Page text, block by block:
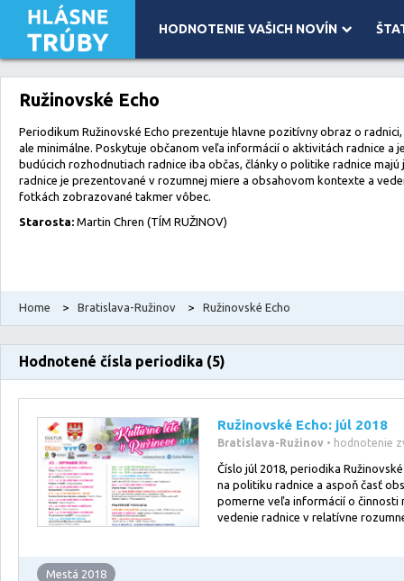
HODNOTENIE VAŠICH NOVÍN
Leaflet| Map data ©OpenStreetMapcontributors, Imagery ©Mapbox
Ružinovské Echo
Periodikum Ružinovské Echo prezentuje hlavne pozitívny obraz o
ale minimálne. Poskytuje občanom veľa informácií o aktivitách radnice a
budúcich rozhodnutiach radnice iba občas, články o politike radnice majú
radnice je prezentované v rozumnej miere a obsahovom kontexte a
fotkách zobrazované takmer vôbec.
Starosta: Martin Chren (TÍM RUŽINOV)
Home > Bratislava-Ružinov > Ružinovské Echo
Hodnotené čísla periodika (5)
Ružinovské Echo: júl 2018
Bratislava-Ružinov • hodnotenie
Číslo júl 2018, periodika
na politiku radnice a aspoň časť
pomerne veľa informácií o činnosti
vedenie radnice v relatívne
Mestá 2018